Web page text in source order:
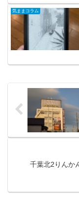
気ままコラム
千葉北2りんか